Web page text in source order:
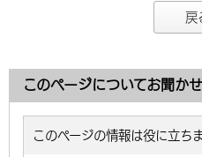
戻
このページについてお聞か